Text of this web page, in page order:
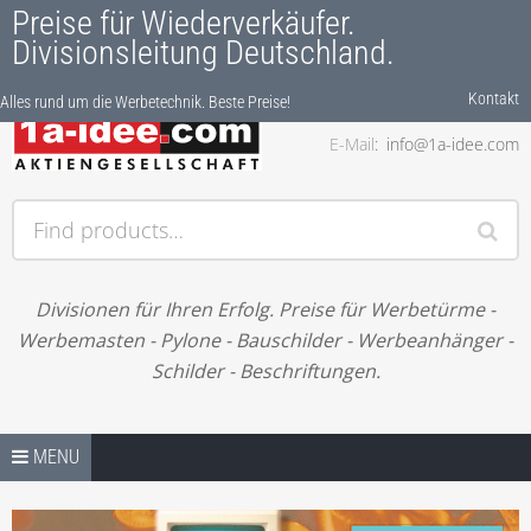
Preise für Wiederverkäufer.
Divisionsleitung Deutschland.
Alles rund um die Werbetechnik. Beste Preise! Kontakt
Alles rund um die Werbetechnik. Beste Preise!
E-Mail
info@1a-idee.com
Find products…
Divisionen für Ihren Erfolg. Preise für Werbetürme -
Werbemasten - Pylone - Bauschilder - Werbeanhänger -
Schilder - Beschriftungen.
Skip to content
MENU
PREISE / LIZENZEN-SHOP
IHRE ANFRAGE – NEUE JOBS. BITTE LESEN.